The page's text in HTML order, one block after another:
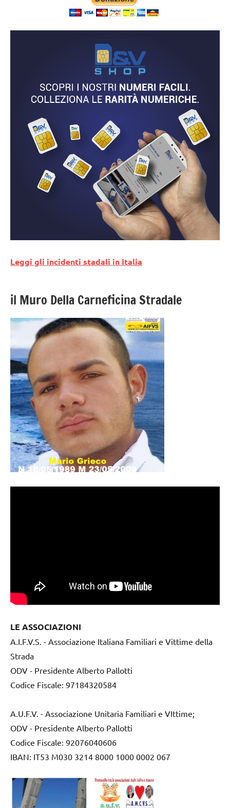
Leggi gli incidenti stadali in Italia
il Muro Della Carneficina Stradale
LE ASSOCIAZIONI
A.I.F.V.S. - Associazione Italiana Familiari e Vittime della
Strada
ODV - Presidente Alberto Pallotti
Codice Fiscale: 97184320584
A.U.F.V. - Associazione Unitaria Familiari e VIttime;
ODV - Presidente Alberto Pallotti
Codice Fiscale: 92076040606
IBAN: IT53 M030 3214 8000 1000 0002 067